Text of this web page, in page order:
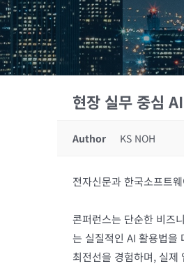
현장 실무 중심
Author KS NOH
전자신문과 한국소프트
콘퍼런스는 단순한 비즈
는 실질적인 AI 활용법을
최전선을 경험하며, 실제